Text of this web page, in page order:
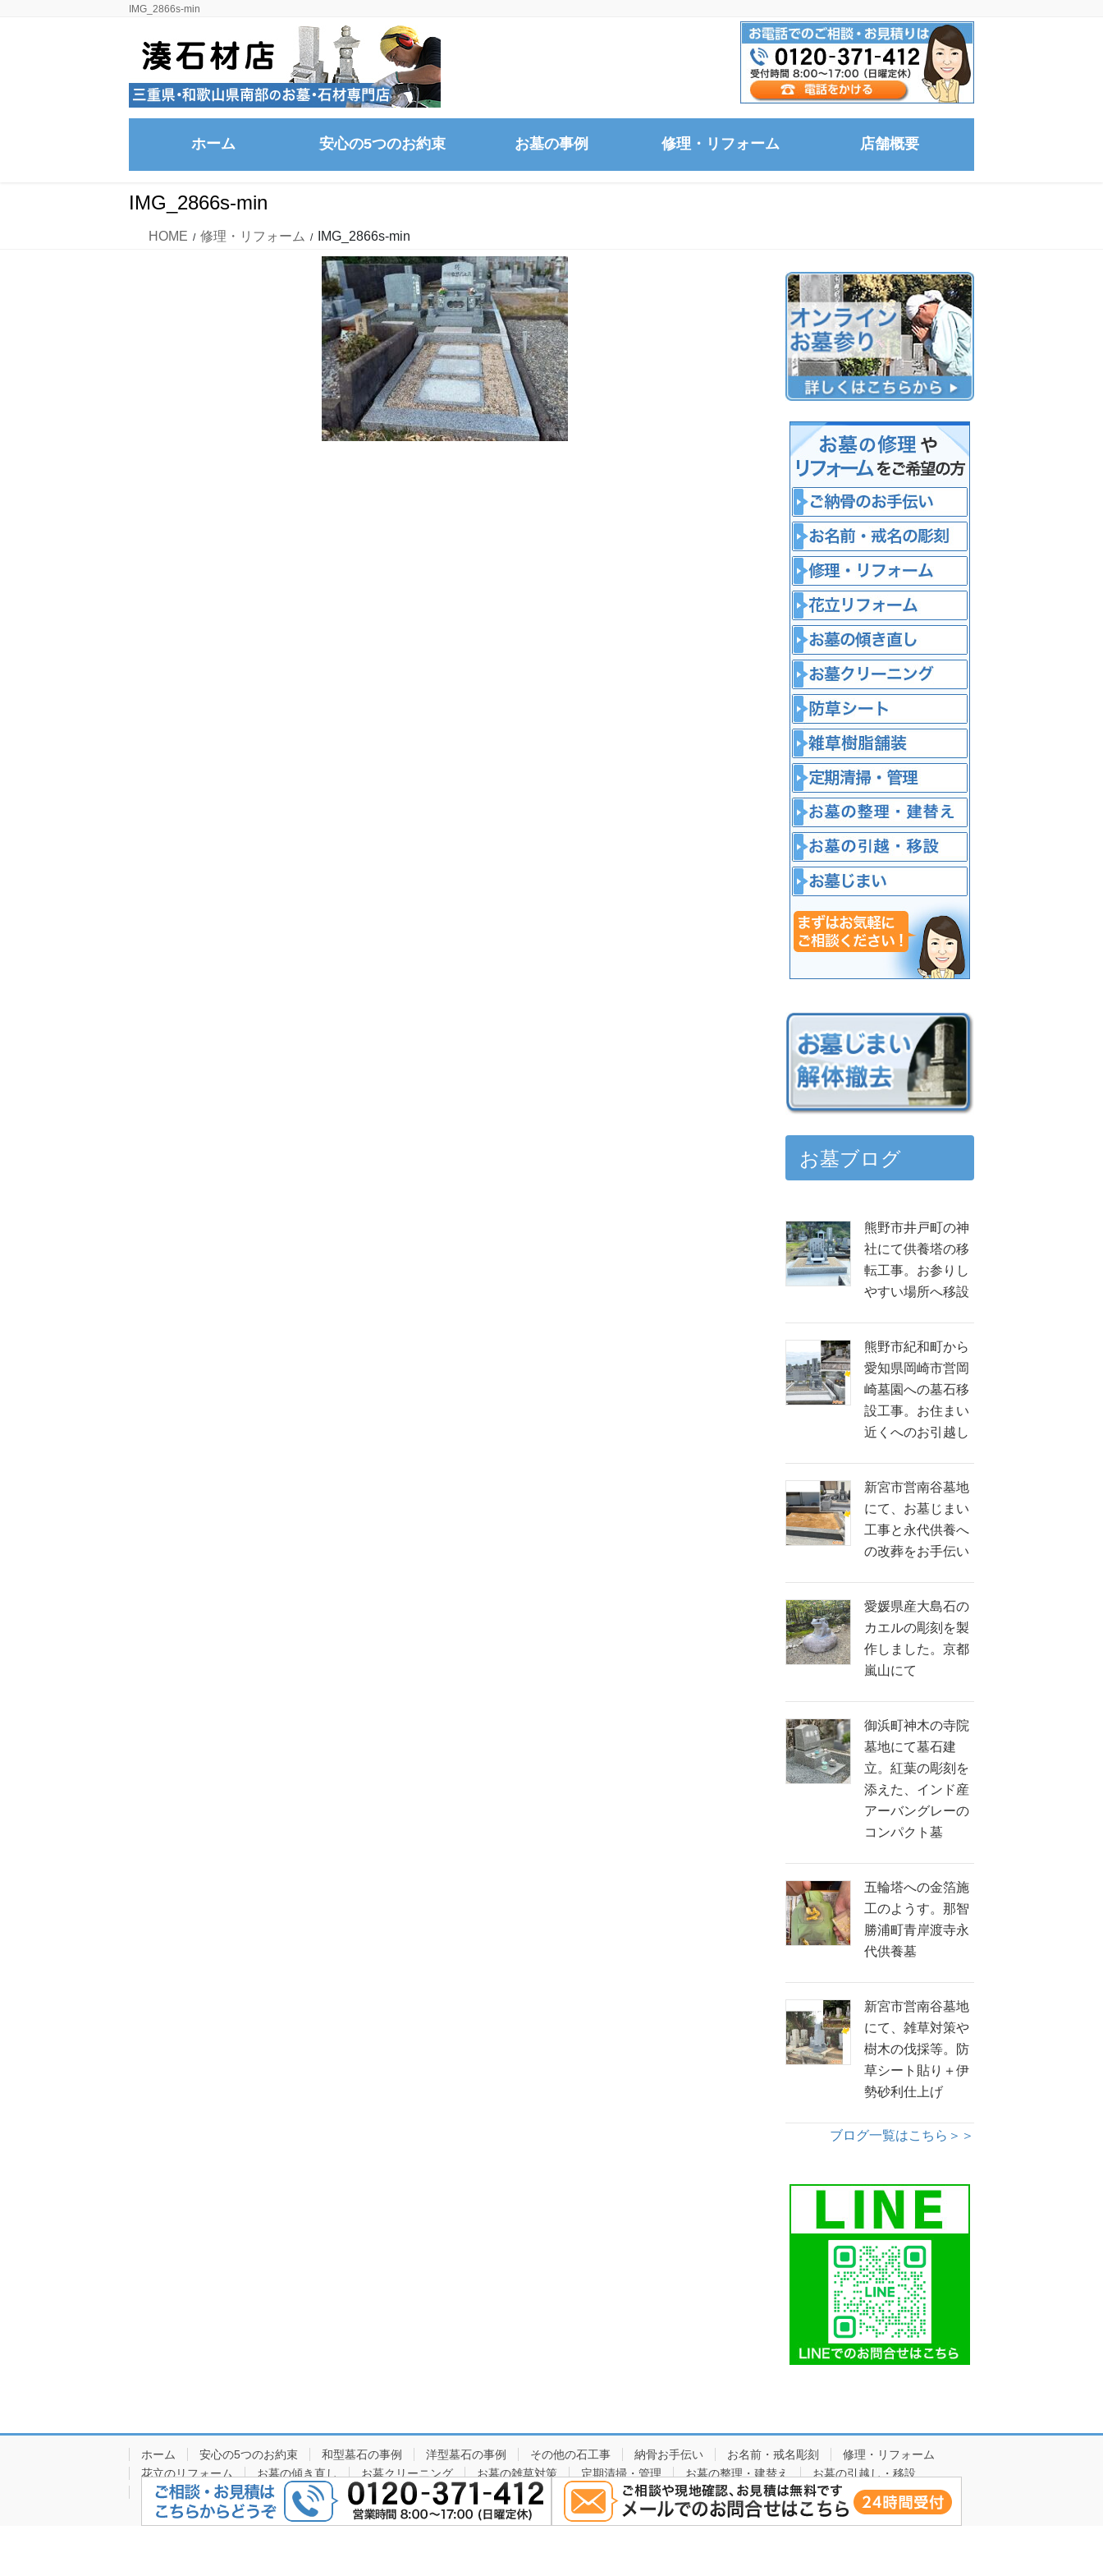
IMG_2866s-min
ホーム 安心の5つのお約束 お墓の事例 修理・リフォーム 店舗概要
IMG_2866s-min
HOME 修理・リフォーム IMG_2866s-min
お墓ブログ
熊野市井戸町の神
社にて供養塔の移
転工事。お参りし
やすい場所へ移設
熊野市紀和町から
愛知県岡崎市営岡
崎墓園への墓石移
設工事。お住まい
近くへのお引越し
新宮市営南谷墓地
にて、お墓じまい
工事と永代供養へ
の改葬をお手伝い
愛媛県産大島石の
カエルの彫刻を製
作しました。京都
嵐山にて
御浜町神木の寺院
墓地にて墓石建
立。紅葉の彫刻を
添えた、インド産
アーバングレーの
コンパクト墓
五輪塔への金箔施
工のようす。那智
勝浦町青岸渡寺永
代供養墓
新宮市営南谷墓地
にて、雑草対策や
樹木の伐採等。防
草シート貼り＋伊
勢砂利仕上げ
ブログ一覧はこちら＞＞
ホーム 安心の5つのお約束 和型墓石の事例 洋型墓石の事例 その他の石工事 納骨お手伝い お名前・戒名彫刻
修理・リフォーム
花立のリフォーム
お墓の傾き直し お墓クリーニング お墓の雑草対策 定期清掃・管理 お墓の整理・建替え
お墓の引越し・移設
お墓じまい・解体撤去
その他の施工事例 メディア取材実績 店舗概要 お見積り・ご相談はこちらから